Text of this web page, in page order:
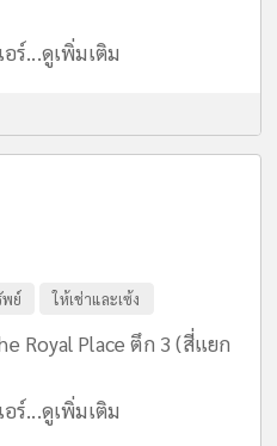
ร์...ดูเพิ่มเติม
พย์ ให้เช่าและเซ้ง
Royal Place ตึก 3 (สี่แยก
ร์...ดูเพิ่มเติม